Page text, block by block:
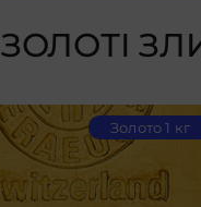
ЗОЛОТІ
Золото 1 кг